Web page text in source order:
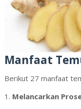
Manfaat
Berikut 27 manfaat
1. Melancarkan